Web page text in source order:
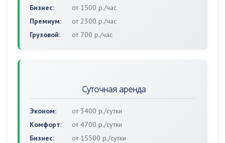
Бизнес:
от 1500 р./час
Премиум:
от 2300 р./час
Грузовой:
от 700 р./час
Суточная аренда
Эконом:
от 3400 р./сутки
Комфорт:
от 4700 р./сутки
Бизнес:
от 15500 р./сутки